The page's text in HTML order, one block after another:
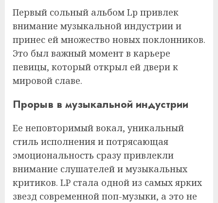
Первый сольный альбом Lp привлек
внимание музыкальной индустрии и
принес ей множество новых поклонников.
Это был важный момент в карьере
певицы, который открыл ей двери к
мировой славе.
Прорыв в музыкальной индустрии
Ее неповторимый вокал, уникальный
стиль исполнения и потрясающая
эмоциональность сразу привлекли
внимание слушателей и музыкальных
критиков. LP стала одной из самых ярких
звезд современной поп-музыки, а это не